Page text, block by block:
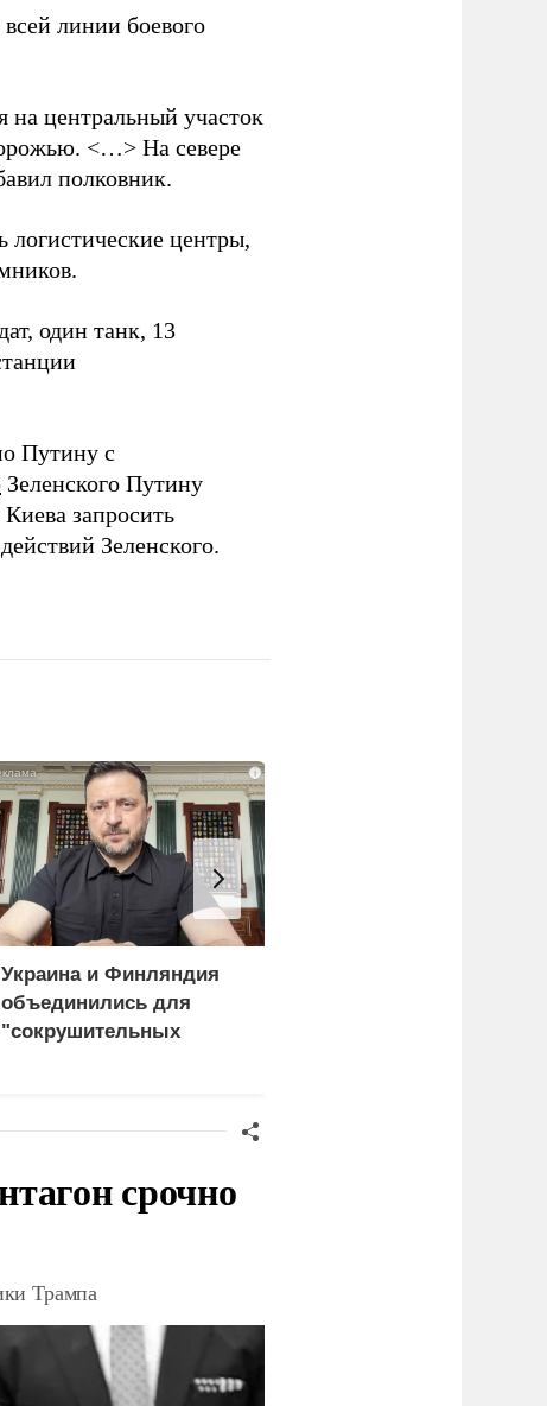
линии боевого
на центральный участок
<…> На севере
полковник.
центры,
один танк, 13
Путину с
Зеленского Путину
запросить
Зеленского.
i
Украина и Финляндия
объединились для
"сокрушительных
срочно
Трампа